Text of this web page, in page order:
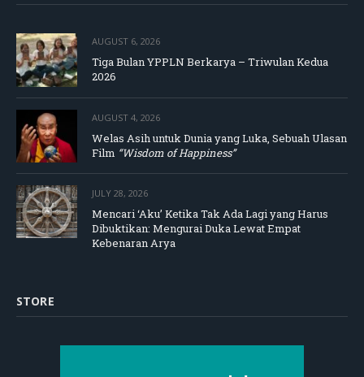
AUGUST 6, 2026
Tiga Bulan YPPLN Berkarya – Triwulan Kedua
2026
AUGUST 4, 2026
Welas Asih untuk Dunia yang Luka, Sebuah Ulasan
Film “Wisdom of Happiness”
JULY 28, 2026
Mencari ‘Aku’ Ketika Tak Ada Lagi yang Harus
Dibuktikan: Mengurai Duka Lewat Empat
Kebenaran Arya
STORE